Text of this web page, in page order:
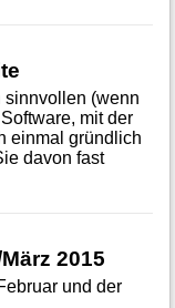
sinnvollen (wenn
mit der
einmal gründlich
davon fast
2015
und der